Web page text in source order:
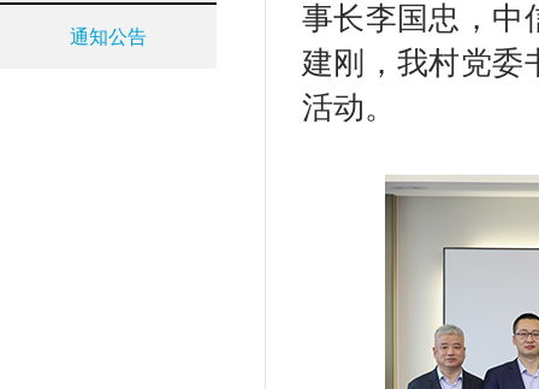
通知公告
事长李国忠，中
建刚，我村党委
活动。